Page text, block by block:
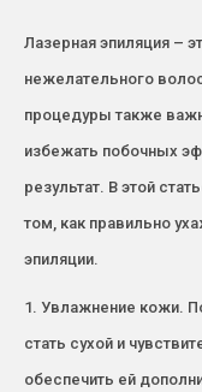
Лазерная эпиляция –
нежелательного
процедуры также
избежать побочных
результат. В этой
том, как правильно
эпиляции.
1. Увлажнение кожи.
стать сухой и
обеспечить ей